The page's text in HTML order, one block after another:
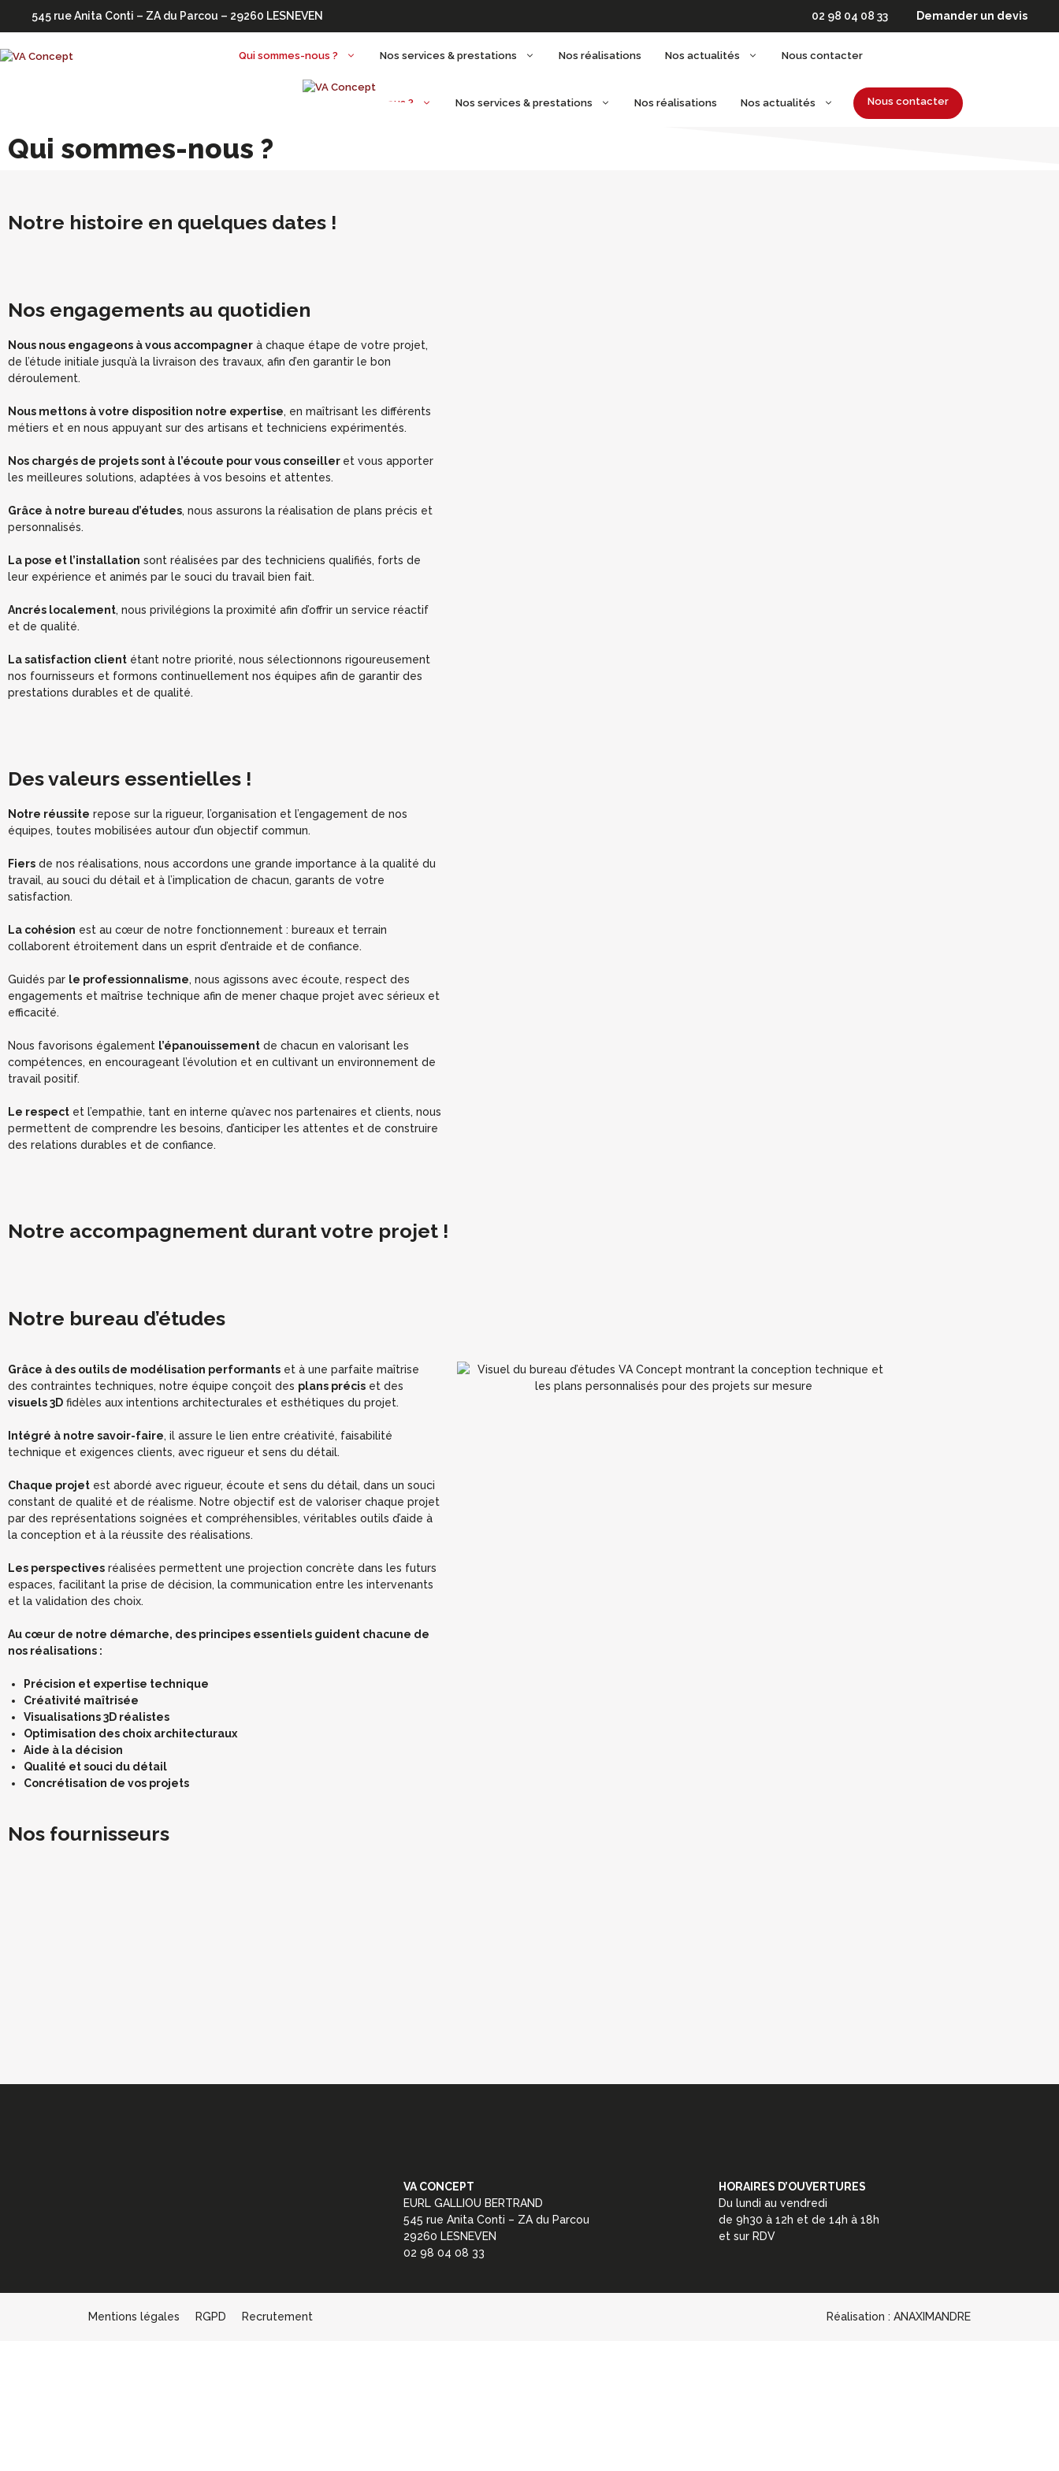
02 98 04 08 33 Demander un devis
545 rue Anita Conti – ZA du Parcou – 29260 LESNEVEN
Qui sommes-nous ? Nos services & prestations Nos réalisations Nos actualités Nous contacter
Qui sommes-nous ? Nos services & prestations Nos réalisations Nos actualités Nous contacter
Qui sommes-nous ?
Notre histoire en quelques dates !
Nos engagements au quotidien
Nous nous engageons à vous accompagner à chaque étape de votre projet,
de l’étude initiale jusqu’à la livraison des travaux, afin d’en garantir le bon
déroulement.
Nous mettons à votre disposition notre expertise, en maîtrisant les différents
métiers et en nous appuyant sur des artisans et techniciens expérimentés.
Nos chargés de projets sont à l’écoute pour vous conseiller et vous apporter
les meilleures solutions, adaptées à vos besoins et attentes.
Grâce à notre bureau d’études, nous assurons la réalisation de plans précis et
personnalisés.
La pose et l’installation sont réalisées par des techniciens qualifiés, forts de
leur expérience et animés par le souci du travail bien fait.
Ancrés localement, nous privilégions la proximité afin d’offrir un service réactif
et de qualité.
La satisfaction client étant notre priorité, nous sélectionnons rigoureusement
nos fournisseurs et formons continuellement nos équipes afin de garantir des
prestations durables et de qualité.
Des valeurs essentielles !
Notre réussite repose sur la rigueur, l’organisation et l’engagement de nos
équipes, toutes mobilisées autour d’un objectif commun.
Fiers de nos réalisations, nous accordons une grande importance à la qualité du
travail, au souci du détail et à l’implication de chacun, garants de votre
satisfaction.
La cohésion est au cœur de notre fonctionnement : bureaux et terrain
collaborent étroitement dans un esprit d’entraide et de confiance.
Guidés par le professionnalisme, nous agissons avec écoute, respect des
engagements et maîtrise technique afin de mener chaque projet avec sérieux et
efficacité.
Nous favorisons également l’épanouissement de chacun en valorisant les
compétences, en encourageant l’évolution et en cultivant un environnement de
travail positif.
Le respect et l’empathie, tant en interne qu’avec nos partenaires et clients, nous
permettent de comprendre les besoins, d’anticiper les attentes et de construire
des relations durables et de confiance.
Notre accompagnement durant votre projet !
Notre bureau d’études
Grâce à des outils de modélisation performants et à une parfaite maîtrise
des contraintes techniques, notre équipe conçoit des plans précis et des
visuels 3D fidèles aux intentions architecturales et esthétiques du projet.
Intégré à notre savoir-faire, il assure le lien entre créativité, faisabilité
technique et exigences clients, avec rigueur et sens du détail.
Chaque projet est abordé avec rigueur, écoute et sens du détail, dans un souci
constant de qualité et de réalisme. Notre objectif est de valoriser chaque projet
par des représentations soignées et compréhensibles, véritables outils d’aide à
la conception et à la réussite des réalisations.
Les perspectives réalisées permettent une projection concrète dans les futurs
espaces, facilitant la prise de décision, la communication entre les intervenants
et la validation des choix.
Au cœur de notre démarche, des principes essentiels guident chacune de
nos réalisations :
Précision et expertise technique
Créativité maîtrisée
Visualisations 3D réalistes
Optimisation des choix architecturaux
Aide à la décision
Qualité et souci du détail
Concrétisation de vos projets
Nos fournisseurs
VA CONCEPT
EURL GALLIOU BERTRAND
545 rue Anita Conti – ZA du Parcou
29260 LESNEVEN
02 98 04 08 33
HORAIRES D’OUVERTURES
Du lundi au vendredi
de 9h30 à 12h et de 14h à 18h
et sur RDV
Mentions légales RGPD Recrutement Réalisation : ANAXIMANDRE